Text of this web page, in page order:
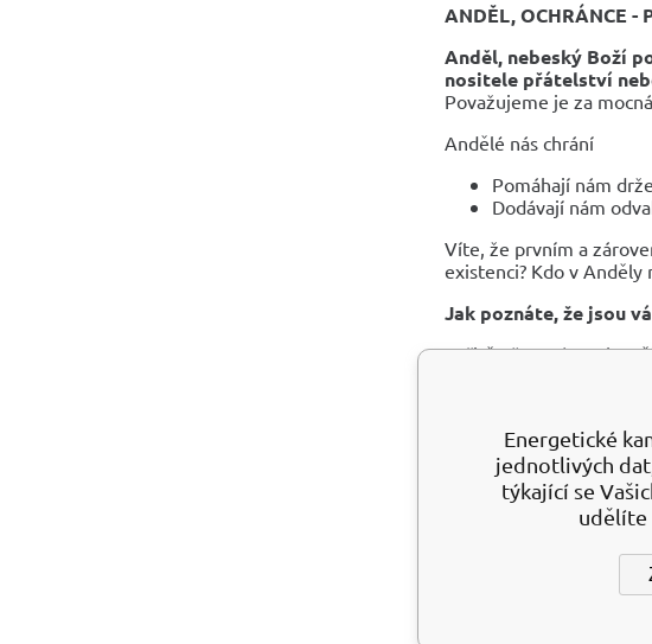
ANDĚL, OCHRÁNCE -
Anděl, nebeský Boží
nositele přátelství
Považujeme je za
Andělé nás chrání
Pomáhají nám
Dodávají nám
Víte, že prvním a
existenci? Kdo v Anděly
Jak poznáte, že jsou
Určitě už se vám taky
pěšky? Zdálo se vám
Jindy se vám zjeví ve
jsou znamení, že se s
TRPĚLIVOST -
OCHRANA - ODVAHA
Rubínový zoisit je
normálem. Neměli
klidem mysli. Užitečný
utrpení, přináší útěchu
Energetické
jednotlivých
týkající se
udělíte